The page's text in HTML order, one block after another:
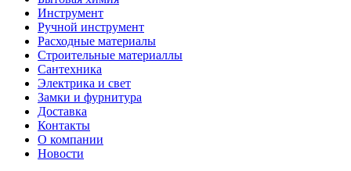
Инструмент
Ручной инструмент
Расходные материалы
Строительные материаллы
Сантехника
Электрика и свет
Замки и фурнитура
Доставка
Контакты
О компании
Новости